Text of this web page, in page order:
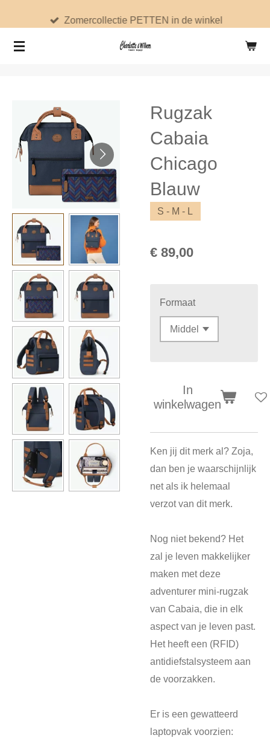
direct
naar
Zomercollectie PETTEN in de winkel
Rugzak
Cabaia
Chicago
Blauw
S - M - L
€ 89,00
Formaat
In
winkelwagen
Ken jij dit merk al? Zoja,
dan ben je waarschijnlijk
net als ik helemaal
verzot van dit merk.
Nog niet bekend? Het
zal je leven makkelijker
maken met deze
adventurer mini-rugzak
van Cabaia, die in elk
aspect van je leven past.
Het heeft een (RFID)
antidiefstalsysteem aan
de voorzakken.
Er is een gewatteerd
laptopvak voorzien: